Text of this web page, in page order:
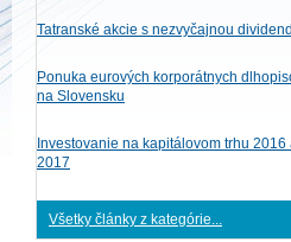
Tatranské akcie s nezvyčajnou
Ponuka eurových korporátnych
na Slovensku
Investovanie na kapitálovom trhu 2016
2017
Všetky články z kategórie...